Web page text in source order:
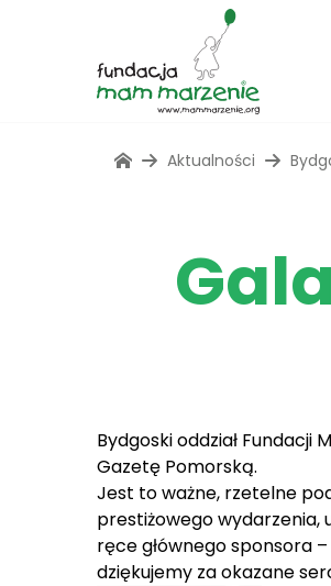
Aktualności
Bydgoski oddział Fundacji
Gazetę Pomorską.
Jest to ważne, rzetelne
prestiżowego wydarzenia,
ręce głównego sponsora
dziękujemy za okazane